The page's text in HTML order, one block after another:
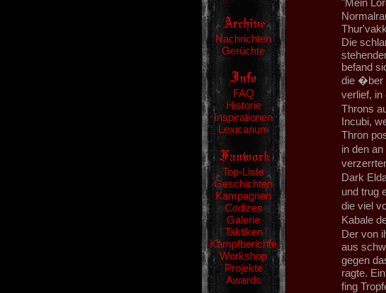
Nachrichten
Gerüchte
FAQ
Historie
Inspirationen
Lexicanum
Top-Liste
Geschichten
Kampagnen
Codizes
Galerie
Taktiken
Kampfberichte
Workshop
Projekte
Awards
"Mein
Die
befand
die �ber
verlief,
Throns
Incubi,
Thron
in den
Dark
und trug
die viel
Kabale
Der von
aus
gegen
ragte.
fing